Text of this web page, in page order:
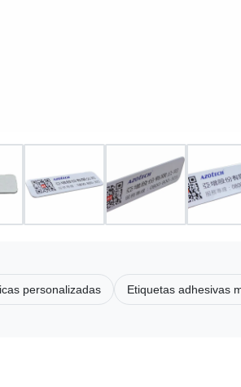
personalizadas Etiquetas adhesivas